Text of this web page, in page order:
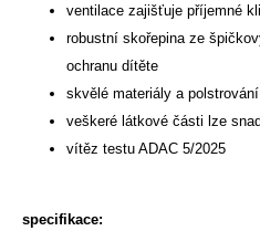
ventilace zajišťuje příjemné
robustní skořepina ze
ochranu dítěte
skvělé materiály a
veškeré látkové části lze
vítěz testu ADAC 5/2025
specifikace: